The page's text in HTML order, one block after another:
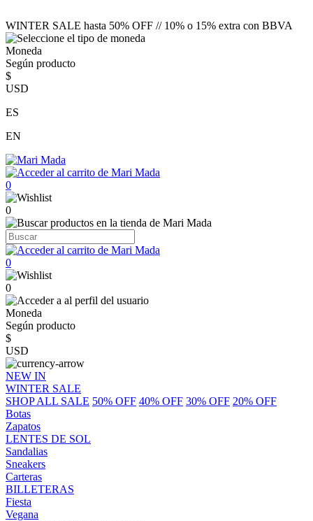
WINTER SALE hasta 50% OFF // 10% o 15% extra con BBVA
Moneda
Según producto
$
USD
ES
EN
0
0
0
0
Moneda
Según producto
$
USD
NEW IN
WINTER SALE
SHOP ALL SALE 50% OFF 40% OFF 30% OFF 20% OFF
Botas
Zapatos
LENTES DE SOL
Sandalias
Sneakers
Carteras
BILLETERAS
Fiesta
Vegana